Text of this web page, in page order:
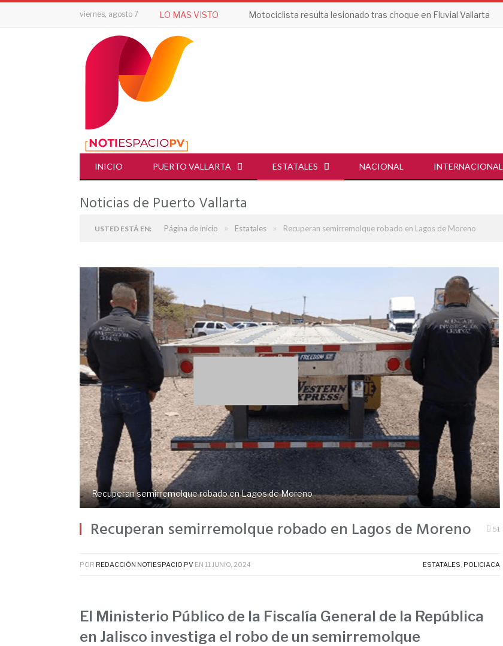
viernes, agosto 7 LO MAS VISTO Motociclista resulta lesionado tras choque en Fluvial Vallarta
INICIO PUERTO VALLARTA ESTATALES NACIONAL INTERNACIONAL
Noticias de Puerto Vallarta
USTED ESTÁ EN: Página de inicio » Estatales » Recuperan semirremolque robado en Lagos de Moreno
Recuperan semirremolque robado en Lagos de Moreno
Recuperan semirremolque robado en Lagos de Moreno 51
POR REDACCIÓN NOTIESPACIO PV EN 11 JUNIO, 2024 ESTATALES, POLICIACA
El Ministerio Público de la Fiscalía General de la República
en Jalisco investiga el robo de un semirremolque